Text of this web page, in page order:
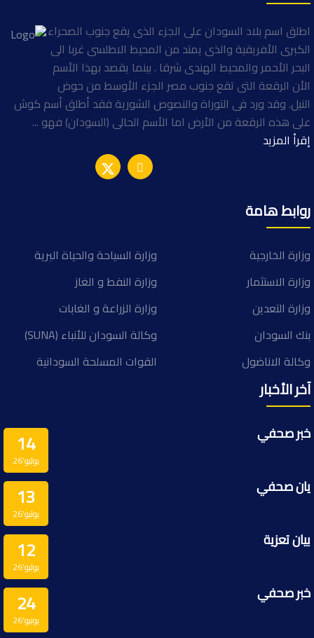
اطلق اسم بلاد السودان على الجزء الذى يقع جنوب الصحراء
الكبرى الأفريقية والذى يمتد من المحيط الاطلسى غربا الى
البحر الأحمر والمحيط الهندى شرقا . بينما يقصد بهذا الأسم
الأن الرقعة التى تقع جنوب مصر الجزء الأوسط من حوض
النيل. وقد ورد فى التوراة والنصوص الشورية فقد أطلق أسم كوش
على هذه الرقعة من الأرض اما الأسم الحالى (السودان) فهو ...
إقرأ المزيد
روابط هامة
وزارة الخارجية
وزارة السياحة والحياة البرية
وزارة الاستثمار
وزارة النفط و الغاز
وزارة التعدين
وزارة الزراعة و الغابات
بنك السودان
وكالة السودان للأنباء (SUNA)
وكالة الاناضول
القوات المسلحة السودانية
آخر الأخبار
14
يوليو’26
خبر صحفي
13
يوليو’26
يان صحفي
12
يوليو’26
بيان تعزية
24
يونيو’26
خبر صحفي